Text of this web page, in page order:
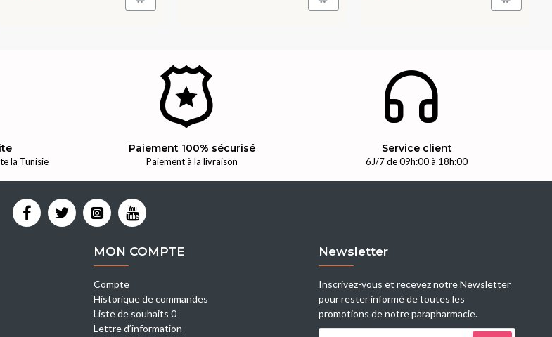
la Tunisie
Paiement 100% sécurisé
Paiement à la livraison
Service client
6J/7 de 09h:00 à 18h:00
MON COMPTE
Compte
Historique de commandes
Liste de souhaits 0
Lettre d’information
Newsletter
Inscrivez-vous et recevez notre Newsletter
pour rester informé de toutes les
promotions de notre parapharmacie.